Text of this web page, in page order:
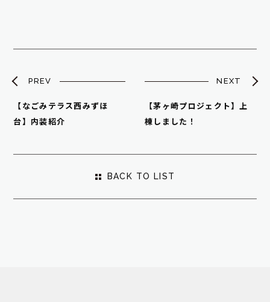
PREV
【なごみテラス西みずほ
台】内装紹介
NEXT
【茅ヶ崎プロジェクト】上
棟しました！
BACK TO LIST